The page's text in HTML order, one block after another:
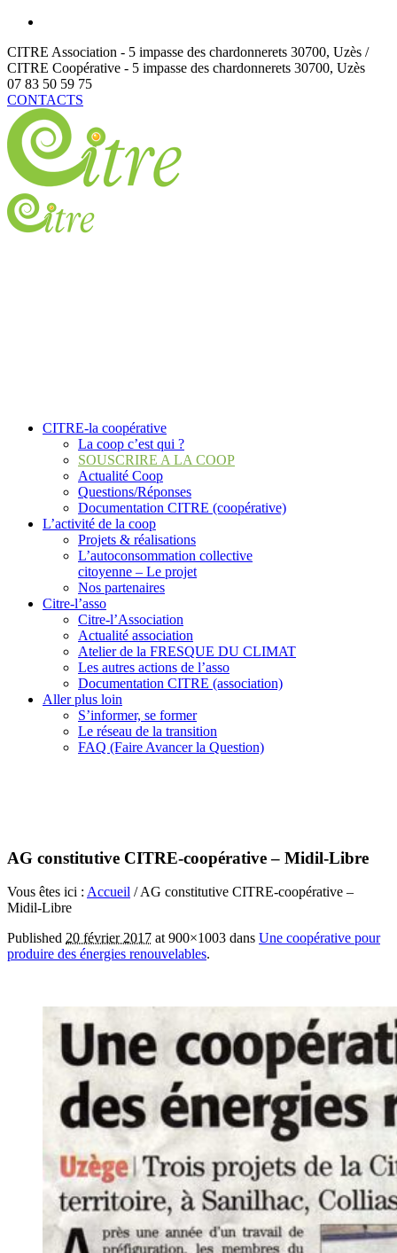
CITRE Association - 5 impasse des chardonnerets 30700, Uzès /
CITRE Coopérative - 5 impasse des chardonnerets 30700, Uzès
07 83 50 59 75
CONTACTS
CITRE-la coopérative
La coop c’est qui ?
SOUSCRIRE A LA COOP
Actualité Coop
Questions/Réponses
Documentation CITRE (coopérative)
L’activité de la coop
Projets & réalisations
L’autoconsommation collective
citoyenne – Le projet
Nos partenaires
Citre-l’asso
Citre-l’Association
Actualité association
Atelier de la FRESQUE DU CLIMAT
Les autres actions de l’asso
Documentation CITRE (association)
Aller plus loin
S’informer, se former
Le réseau de la transition
FAQ (Faire Avancer la Question)
AG constitutive CITRE-coopérative – Midil-Libre
Vous êtes ici : Accueil /AG constitutive CITRE-coopérative –
Midil-Libre
Published 20 février 2017 at 900×1003 dans Une coopérative pour
produire des énergies renouvelables.